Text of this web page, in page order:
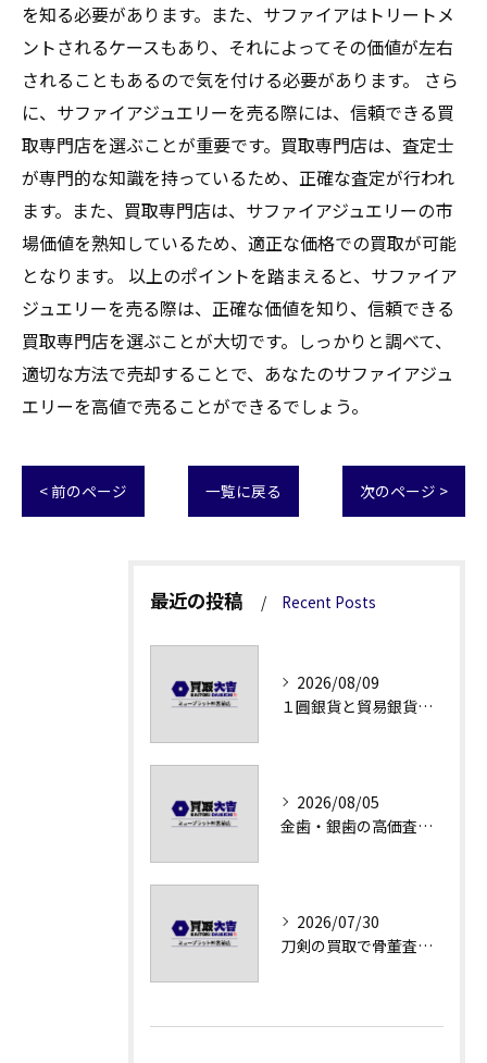
を知る必要があります。また、サファイアはトリートメ
ントされるケースもあり、それによってその価値が左右
されることもあるので気を付ける必要があります。 さら
に、サファイアジュエリーを売る際には、信頼できる買
取専門店を選ぶことが重要です。買取専門店は、査定士
が専門的な知識を持っているため、正確な査定が行われ
ます。また、買取専門店は、サファイアジュエリーの市
場価値を熟知しているため、適正な価格での買取が可能
となります。 以上のポイントを踏まえると、サファイア
ジュエリーを売る際は、正確な価値を知り、信頼できる
買取専門店を選ぶことが大切です。しっかりと調べて、
適切な方法で売却することで、あなたのサファイアジュ
エリーを高値で売ることができるでしょう。
< 前のページ 一覧に戻る 次のページ >
最近の投稿 Recent Posts
2026/08/09
１圓銀貨と貿易銀貨の買取価格解説
2026/08/05
金歯・銀歯の高価査定法徹底解説
2026/07/30
刀剣の買取で骨董査定の注意点